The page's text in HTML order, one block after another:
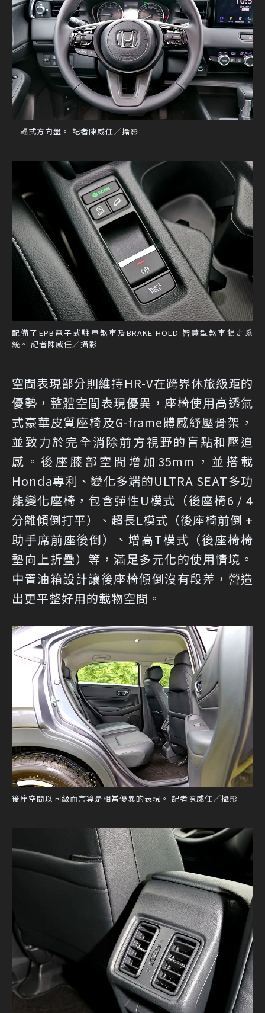
三輻式方向盤。 記者陳威任／攝影
配備了EPB電子式駐車煞車及BRAKE HOLD 智慧型煞車鎖定系
統。 記者陳威任／攝影
空間表現部分則維持HR-V在跨界休旅級距的
優勢，整體空間表現優異，座椅使用高透氣
式豪華皮質座椅及G-frame體感紓壓骨架，
並致力於完全消除前方視野的盲點和壓迫
感。後座膝部空間增加35mm，並搭載
Honda專利、變化多端的ULTRA SEAT多功
能變化座椅，包含彈性U模式（後座椅6 / 4
分離傾倒打平）、超長L模式（後座椅前倒 +
助手席前座後倒）、增高T模式（後座椅椅
墊向上折疊）等，滿足多元化的使用情境。
中置油箱設計讓後座椅傾倒沒有段差，營造
出更平整好用的載物空間。
後座空間以同級而言算是相當優異的表現。 記者陳威任／攝影